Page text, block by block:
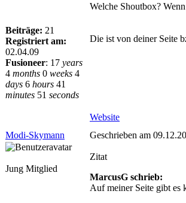
Beiträge: 21
Registriert am:
02.04.09
Fusioneer: 17 years
4 months 0 weeks 4
days 6 hours 41
minutes 51 seconds
Welche Shoutbox?
Die ist von deiner Seite
Website
Modi-Skymann
Geschrieben am
Jung Mitglied
Zitat
MarcusG schrieb:
Auf meiner Seite gibt es